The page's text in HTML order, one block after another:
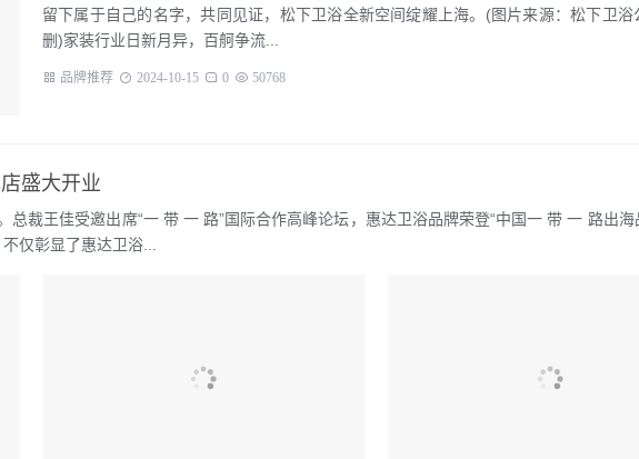
留下属于自己的名字，共同见证，松下卫浴全新空间绽耀上海。(图片来源：松下卫浴
删)家装行业日新月异，百舸争流...
品牌推荐 2024-10-15 0 50768
盛大开业
裁王佳受邀出席“一 带 一 路”国际合作高峰论坛，惠达卫浴品牌荣登“中国一 带 一 路出海
仅彰显了惠达卫浴...